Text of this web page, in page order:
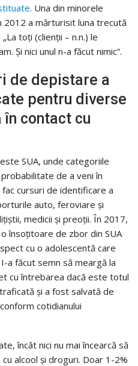
. Una din minorele
2012 a mărturisit luna trecută
toți (clienții – n.n.) le
Și nici unul n-a făcut nimic”.
de depistare a
pentru diverse
contact cu
SUA, unde categoriile
de a veni în
cursuri de identificare a
auto, feroviare și
medicii și preoții. În 2017,
însoțitoare de zbor din SUA
cu o adolescentă care
a făcut semn să meargă la
cu întrebarea dacă este totul
și a fost salvată de
cotidianului
încât nici nu mai încearcă să
alcool și droguri. Doar 1-2%